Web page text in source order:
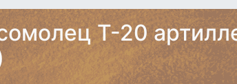
Т-20